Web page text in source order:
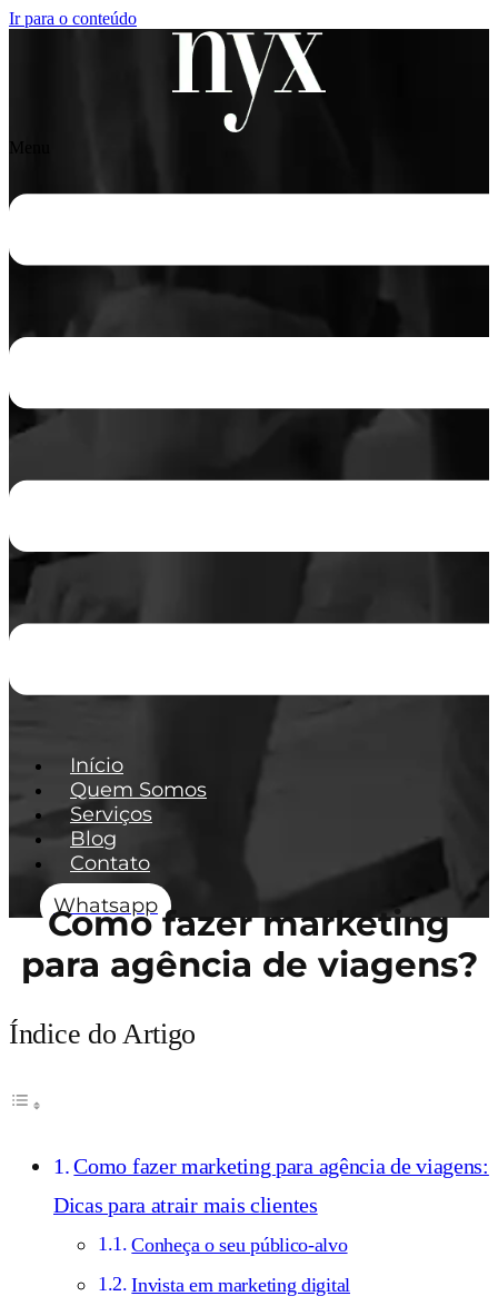
Ir para o conteúdo
Menu
Início
Quem Somos
Serviços
Blog
Contato
Whatsapp
Como fazer marketing
para agência de viagens?
Índice do Artigo
Como fazer marketing para agência de viagens:
Dicas para atrair mais clientes
Conheça o seu público-alvo
Invista em marketing digital